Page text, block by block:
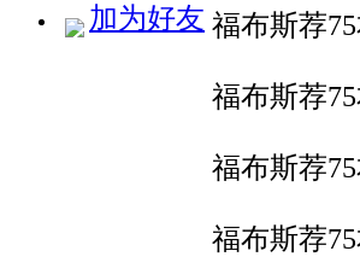
加为好友 福布斯荐
福布斯荐
福布斯荐
福布斯荐